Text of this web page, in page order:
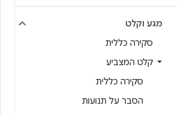
מגע וקלט
סקירה כללית
קלט המצביע
סקירה כללית
הסבר על תנועות